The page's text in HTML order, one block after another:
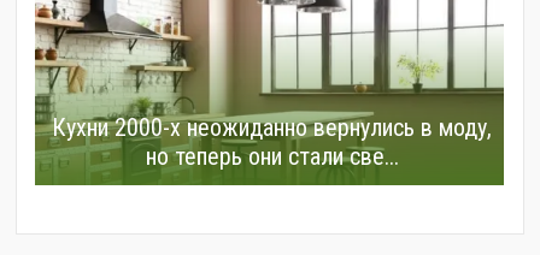
Кухни 2000-х неожиданно вернулись в моду,
но теперь они стали све...